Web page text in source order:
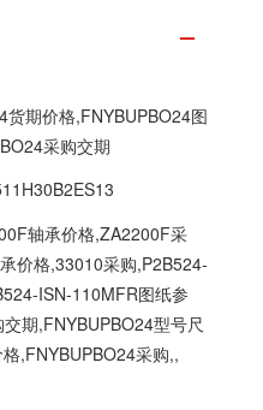
货期价格,FNYBUPBO24图
采购交期
轴承价格,ZA2200F采
价格,33010采购,P2B524-
ISN-110MFR图纸参
期,FNYBUPBO24型号尺
,FNYBUPBO24采购,,